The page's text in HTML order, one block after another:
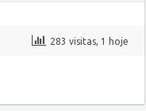
283 visitas, 1 hoje